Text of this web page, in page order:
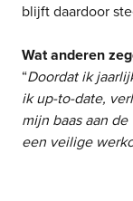
blijft daardoor
Wat anderen
“Doordat ik
ik up-to-date,
mijn baas aan
een veilige